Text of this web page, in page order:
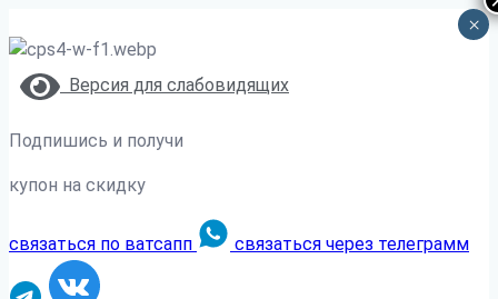
Версия для слабовидящих
Подпишись и получи
купон на скидку
связаться по ватсапп связаться через телеграмм
×